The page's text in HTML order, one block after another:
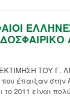
ΤΟΥ Γ.
έπαιξαν
το 2011 είναι